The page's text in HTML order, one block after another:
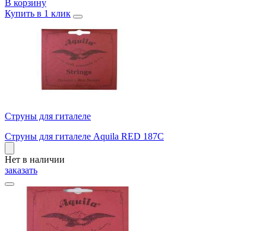
В корзину
Купить в 1 клик
Струны для гиталеле
Струны для гиталеле Aquila RED 187C
Нет в наличии
заказать